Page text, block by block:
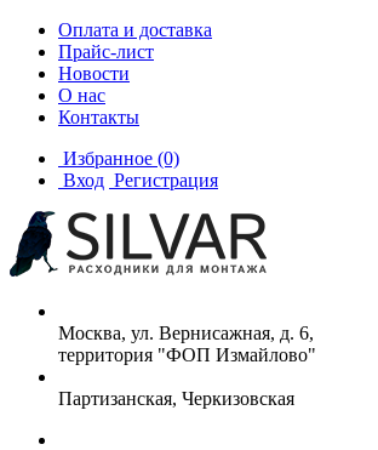
Оплата и доставка
Прайс-лист
Новости
О нас
Контакты
Избранное (0)
Вход Регистрация
Москва, ул. Вернисажная, д. 6,
территория "ФОП Измайлово"
Партизанская, Черкизовская